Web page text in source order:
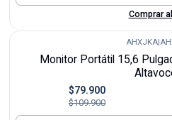
Comprar
AHXJKA|
Monitor Portátil 15,6
$79.900
$109.900